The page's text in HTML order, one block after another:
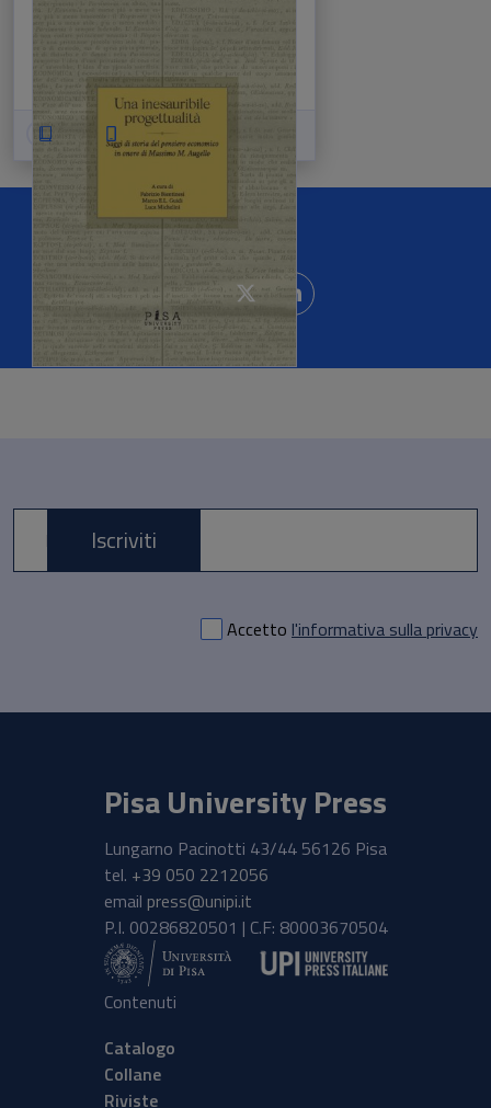
Una inesauribile
progettualità
E-book
E-mail *
Accetto l'informativa sulla privacy
Iscriviti
Pisa University Press
Lungarno Pacinotti 43/44 56126 Pisa
tel. +39 050 2212056
email press@unipi.it
P.I. 00286820501 | C.F: 80003670504
Contenuti
Catalogo
Collane
Riviste